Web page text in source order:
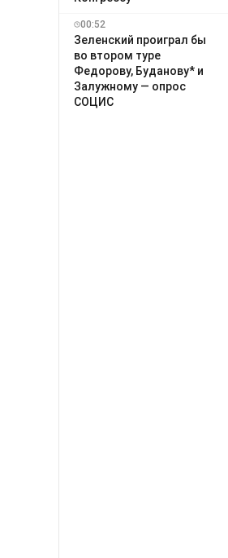
00:52
Зеленский проиграл бы
во втором туре
Федорову, Буданову* и
Залужному — опрос
СОЦИС